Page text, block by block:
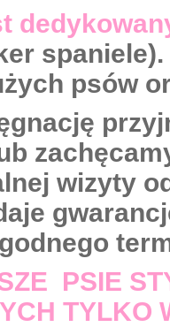
psów
wizyty
PSIE
TYLKO